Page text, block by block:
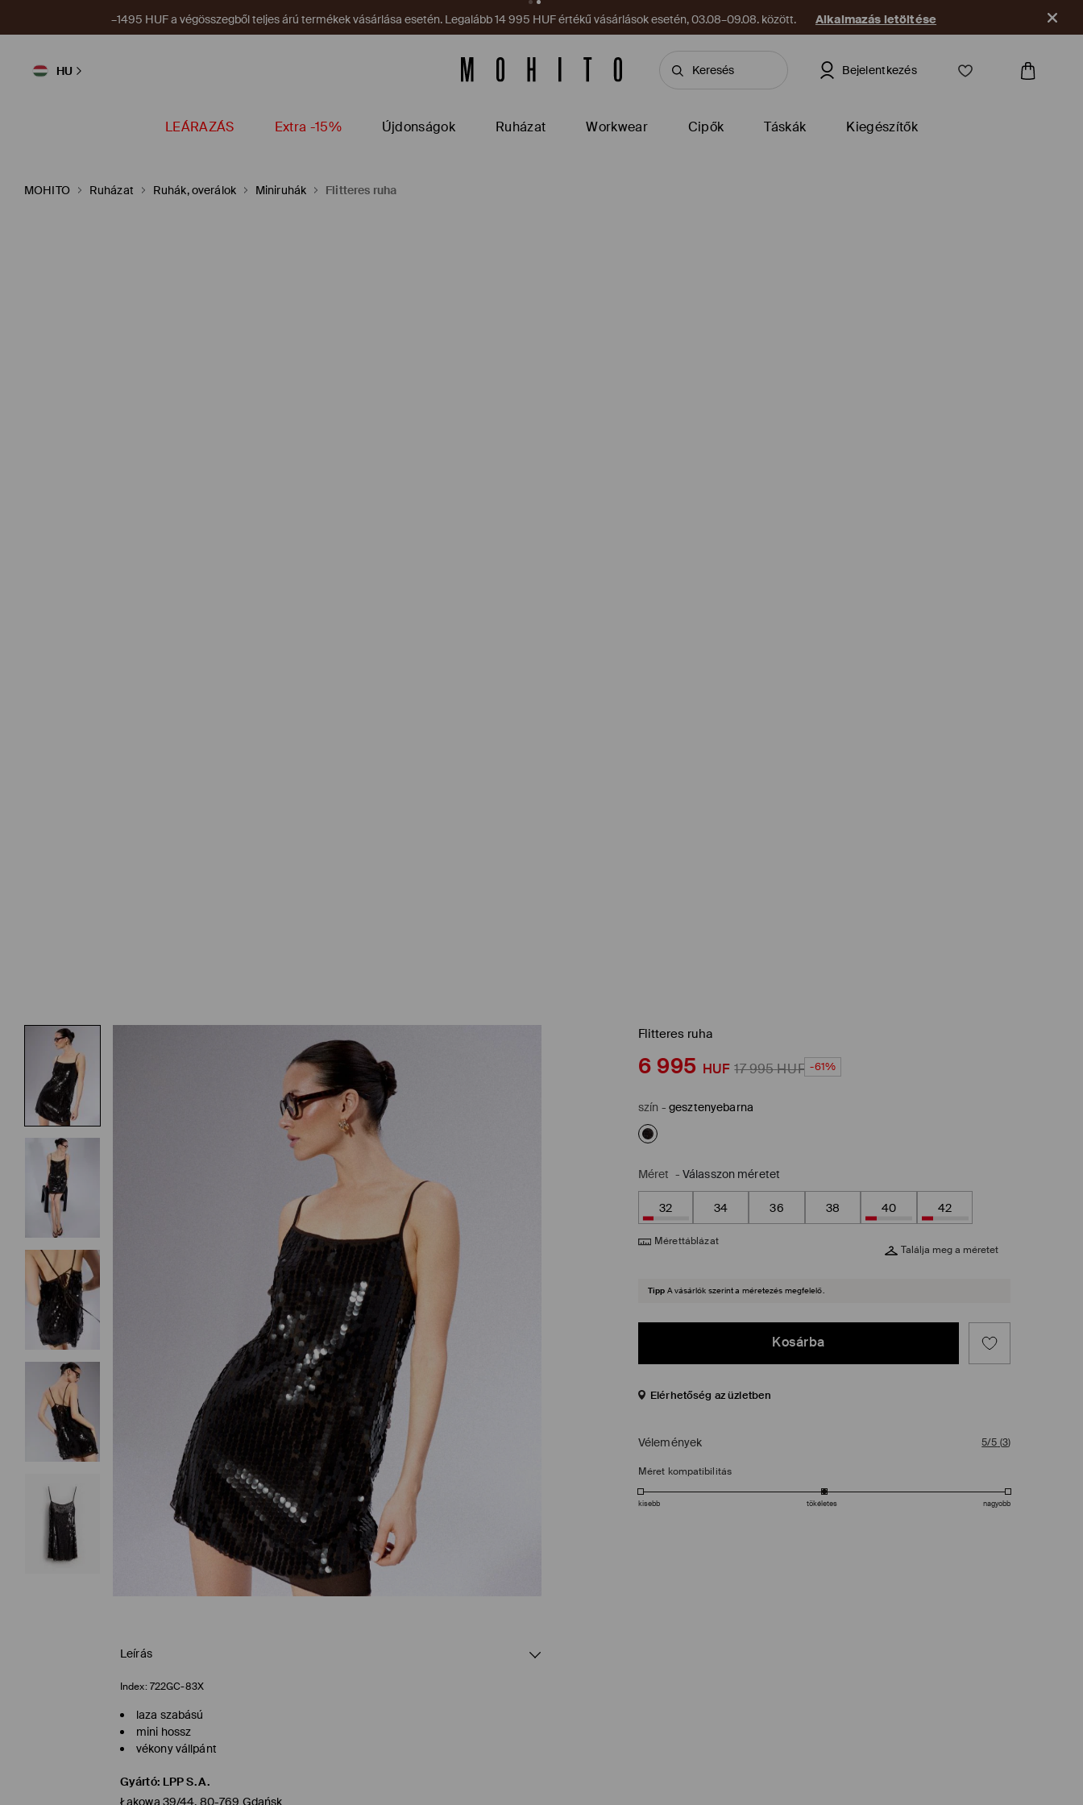
–1495 HUF a végösszegből teljes árú termékek vásárlása esetén. Legalább 14 995 HUF értékű vásárlások esetén, 03.08–09.08. között. Alkalmazás letöltése
HU Bejelentkezés
LEÁRAZÁS Extra -15% Újdonságok Ruházat Workwear Cipők Táskák Kiegészítők
MOHITO Ruházat Ruhák, overálok Miniruhák Flitteres ruha
Flitteres ruha
6 995 HUF 17 995HUF -61%
szín - gesztenyebarna
Méret - Válasszon méretet
32 34 36 38 40 42
Mérettáblázat
Találja meg a méretet
Tipp A vásárlók szerint a méretezés megfelelő.
Kosárba
Elérhetőség az üzletben
Vélemények 5/5 (3)
Méret kompatibilitás
kisebb tökéletes nagyobb
Leírás
Index: 722GC-83X
laza szabású
mini hossz
vékony vállpánt
Gyártó: LPP S.A.
Łąkowa 39/44, 80-769 Gdańsk